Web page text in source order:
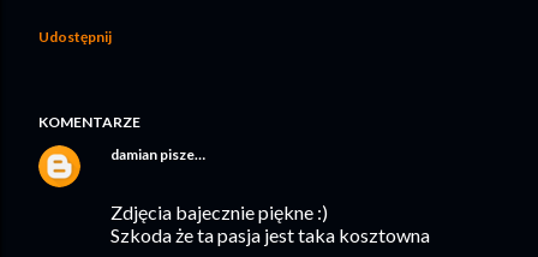
Udostępnij
KOMENTARZE
damian pisze…
Zdjęcia bajecznie piękne :)
Szkoda że ta pasja jest taka kosztowna